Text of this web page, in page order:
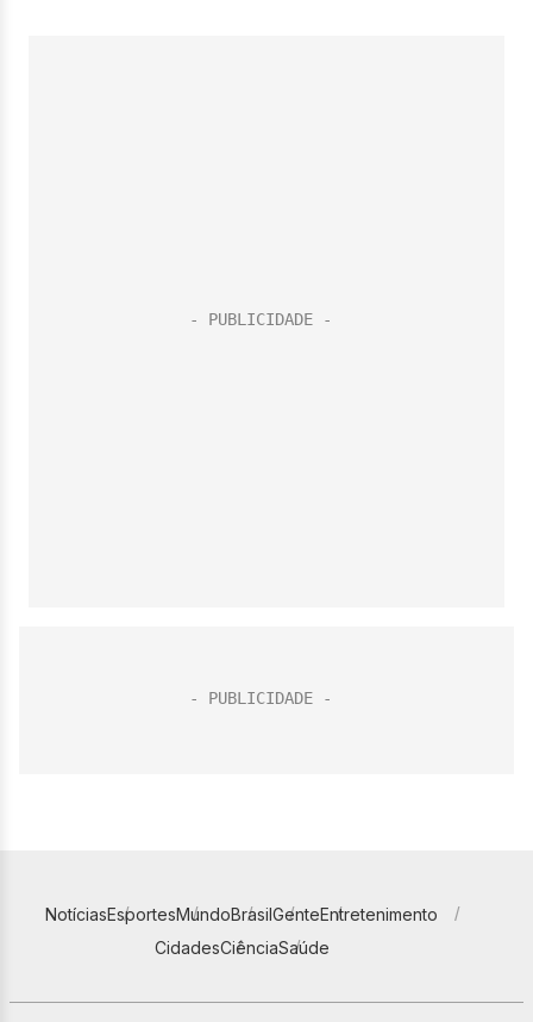
NotíciasEsportesMundoBrasilGenteEntretenimento
CidadesCiênciaSaúde